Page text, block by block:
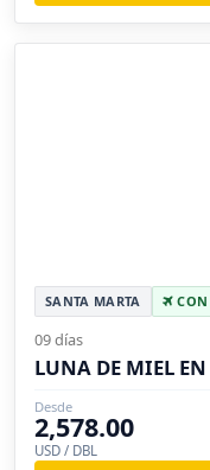
SANTA MARTA CON
09 días
LUNA DE MIEL
Desde
2,578.00
USD / DBL